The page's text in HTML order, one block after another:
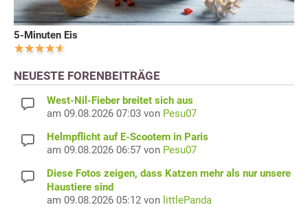
5-Minuten Eis
NEUESTE FORENBEITRÄGE
West-Nil-Fieber breitet sich aus
am 09.08.2026 07:03 von Pesu07
Helmpflicht auf E-Scootern in Paris
am 09.08.2026 06:57 von Pesu07
Diese Fotos zeigen, dass Katzen mehr als nur unsere
Haustiere sind
am 09.08.2026 05:12 von littlePanda